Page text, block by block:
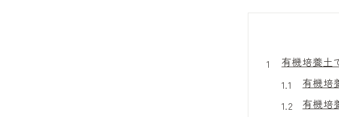
有機培養土
有機培
有機培